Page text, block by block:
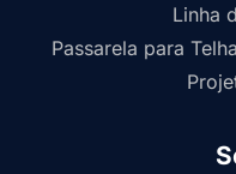
Linha
Passarela para